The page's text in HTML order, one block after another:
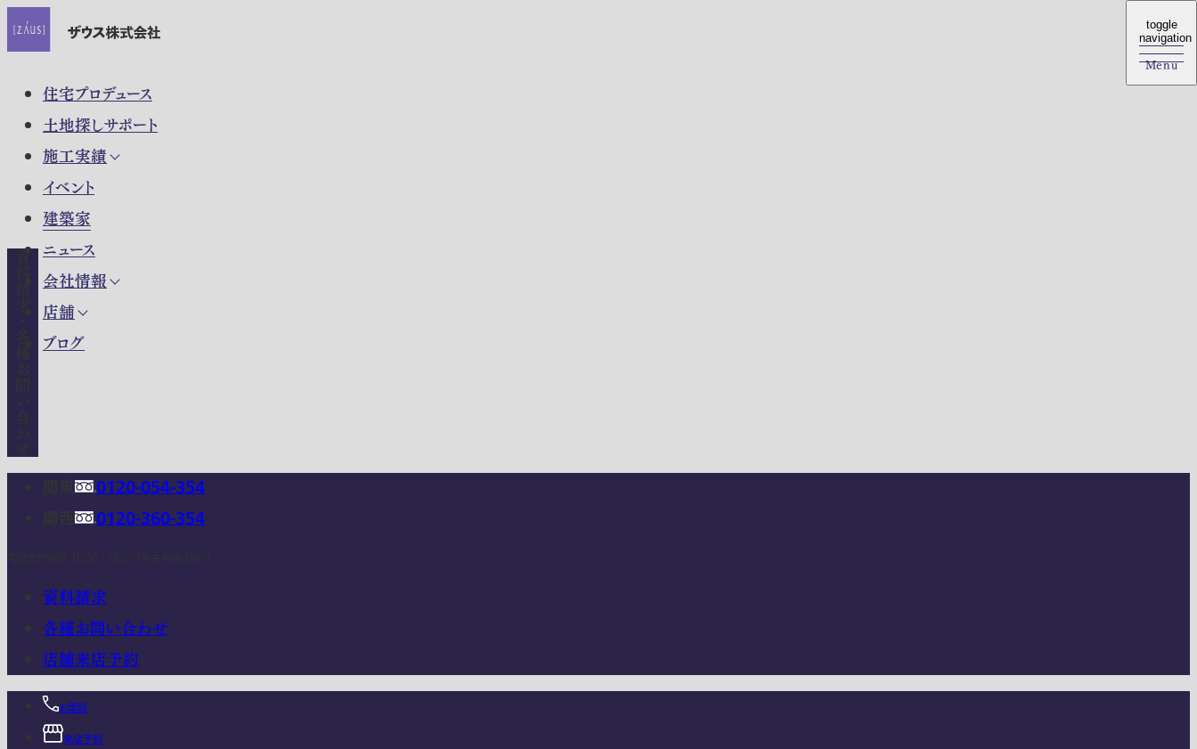
住宅プロデュース
土地探しサポート
施工実績
イベント
建築家
ニュース
会社情報
店舗
ブログ
toggle
navigation
Menu
toggle
navigation
Menu
0120-054-354
0120-360-354
資料請求
各種お問い合わせ
店舗来店予約
お電話
来店予約